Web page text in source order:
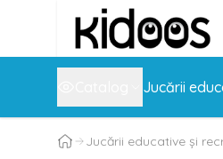
Jucării
Jucării educative și